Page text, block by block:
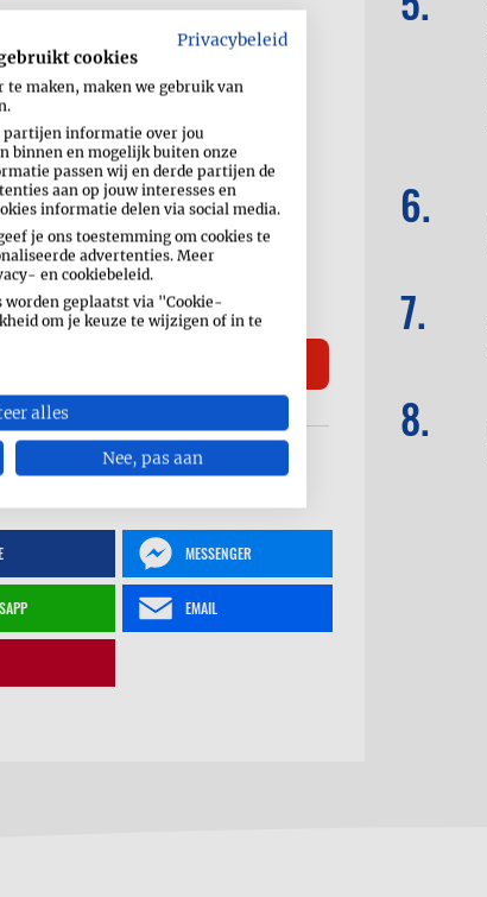
zout
kervel (fijngehakt)
(fijngehakt)
RECEPT AFDRUKKEN
MESSENGER
EMAIL
Privacybeleid
cookies
te maken, maken we gebruik van
partijen informatie over jou
binnen en mogelijk buiten onze
passen wij en derde partijen de
aan op jouw interesses en
informatie delen via social media.
je ons toestemming om cookies te
advertenties. Meer
en cookiebeleid.
worden geplaatst via "Cookie-
om je keuze te wijzigen of in te
alles
Nee, pas aan